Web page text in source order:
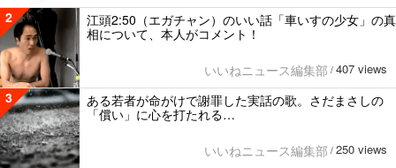
2
江頭2:50（エガチャン）のいい話「車いすの少女」の真
相について、本人がコメント！
いいねニュース編集部 / 407 views
3
ある若者が命がけで謝罪した実話の歌。さだまさしの
「償い」に心を打たれる…
いいねニュース編集部 / 250 views